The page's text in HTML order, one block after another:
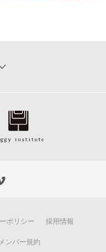
ポリシー 採用情報
ンバー規約